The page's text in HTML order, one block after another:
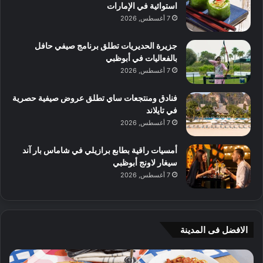
استوائية في الإمارات
7 أغسطس, 2026
جزيرة الحديريات تطلق برنامج صيفي حافل
بالفعاليات في أبوظبي
7 أغسطس, 2026
فنادق ومنتجعات ساي تطلق عروض صيفية حصرية
في تايلاند
7 أغسطس, 2026
أمسيات راقية بطابع برازيلي في شاماس بار آند
سيغار لاونج أبوظبي
7 أغسطس, 2026
الافضل فى المدينة
ج